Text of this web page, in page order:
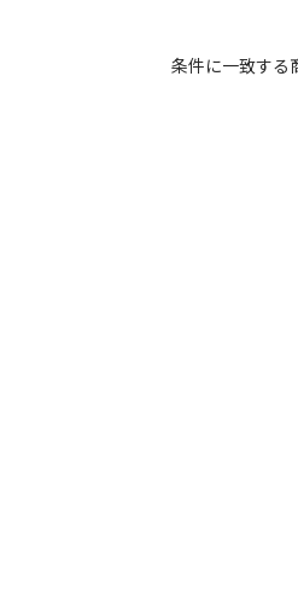
条件に一致する